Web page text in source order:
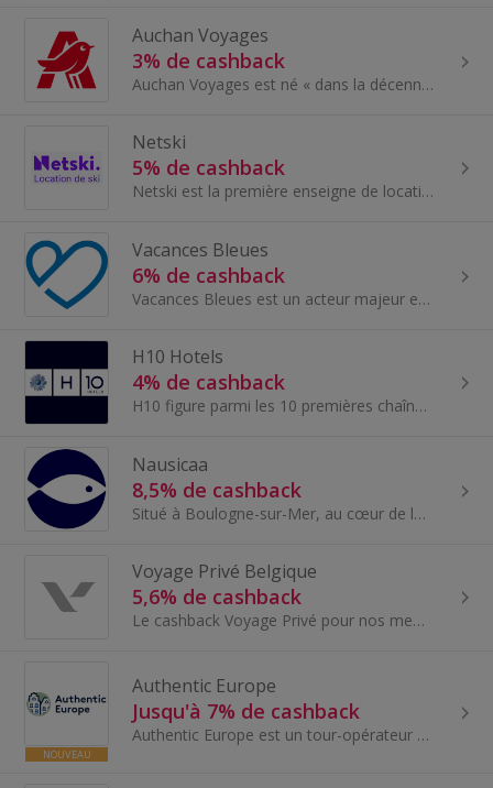
Auchan Voyages
3% de cashback
Auchan Voyages est né « dans la décennie durant laquelle les marques de la grande distribution de l’Hexagone se sont intéressées au tourisme ». En...
Netski
5% de cashback
Netski est la première enseigne de location de skis et snowboards « fast & easy ».
Vacances Bleues
6% de cashback
Vacances Bleues est un acteur majeur et historique de l'hôtellerie de loisirs et des clubs de vacances. La marque propose une offre complète : séjo...
H10 Hotels
4% de cashback
H10 figure parmi les 10 premières chaînes hôtelières d'Espagne et poursuit son expansion dans les Caraïbes et en Europe. La société gère plus de 60...
Nausicaa
8,5% de cashback
Situé à Boulogne-sur-Mer, au cœur de la Côte d’Opale, Nausicaá est le plus grand aquarium d’Europe et un lieu d’émerveillement pour toute la famill...
Voyage Privé Belgique
5,6% de cashback
Le cashback Voyage Privé pour nos membres en Belgique. Voyage Privé propose des séjours exclusifs et haut de gamme à prix réduits, avec des dest...
NOUVEAU
Authentic Europe
Jusqu'à 7% de cashback
Authentic Europe est un tour-opérateur en ligne basé en Norvège. Ses spécialistes du voyage possèdent une vaste expérience de terrain, acquise en v...